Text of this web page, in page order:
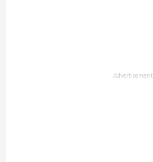
Advertisement